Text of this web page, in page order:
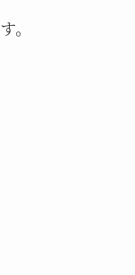
。